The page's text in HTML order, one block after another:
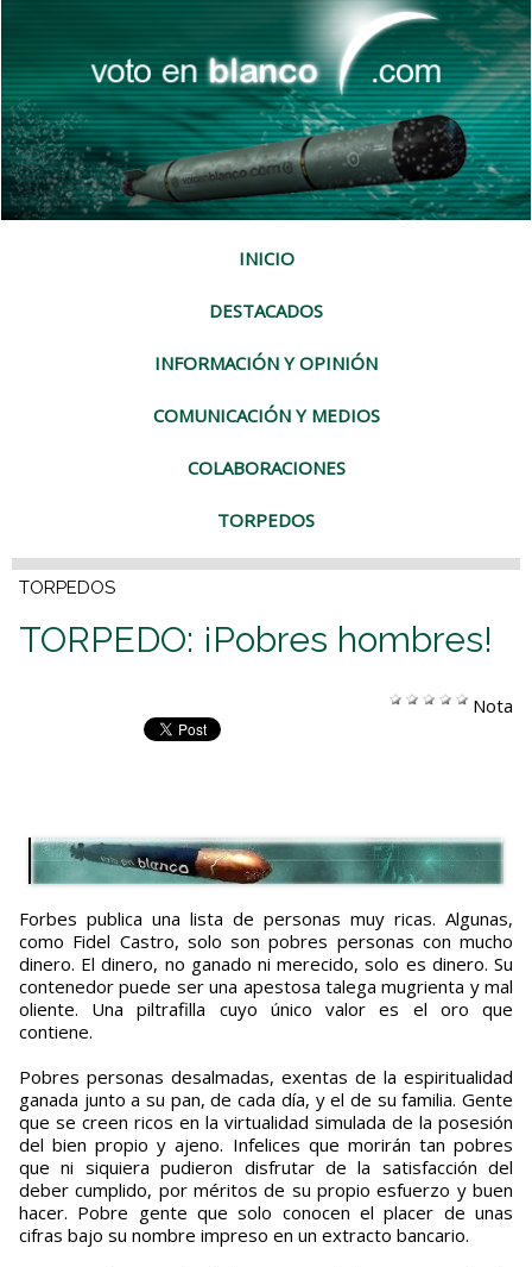
INICIO
DESTACADOS
INFORMACIÓN Y OPINIÓN
COMUNICACIÓN Y MEDIOS
COLABORACIONES
TORPEDOS
TORPEDOS
TORPEDO: ¡Pobres hombres!
Nota
Forbes publica una lista de personas muy ricas. Algunas,
como Fidel Castro, solo son pobres personas con mucho
dinero. El dinero, no ganado ni merecido, solo es dinero. Su
contenedor puede ser una apestosa talega mugrienta y mal
oliente. Una piltrafilla cuyo único valor es el oro que
contiene.
Pobres personas desalmadas, exentas de la espiritualidad
ganada junto a su pan, de cada día, y el de su familia. Gente
que se creen ricos en la virtualidad simulada de la posesión
del bien propio y ajeno. Infelices que morirán tan pobres
que ni siquiera pudieron disfrutar de la satisfacción del
deber cumplido, por méritos de su propio esfuerzo y buen
hacer. Pobre gente que solo conocen el placer de unas
cifras bajo su nombre impreso en un extracto bancario.